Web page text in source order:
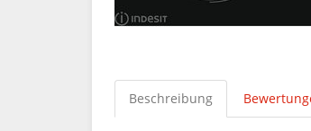
Beschreibung